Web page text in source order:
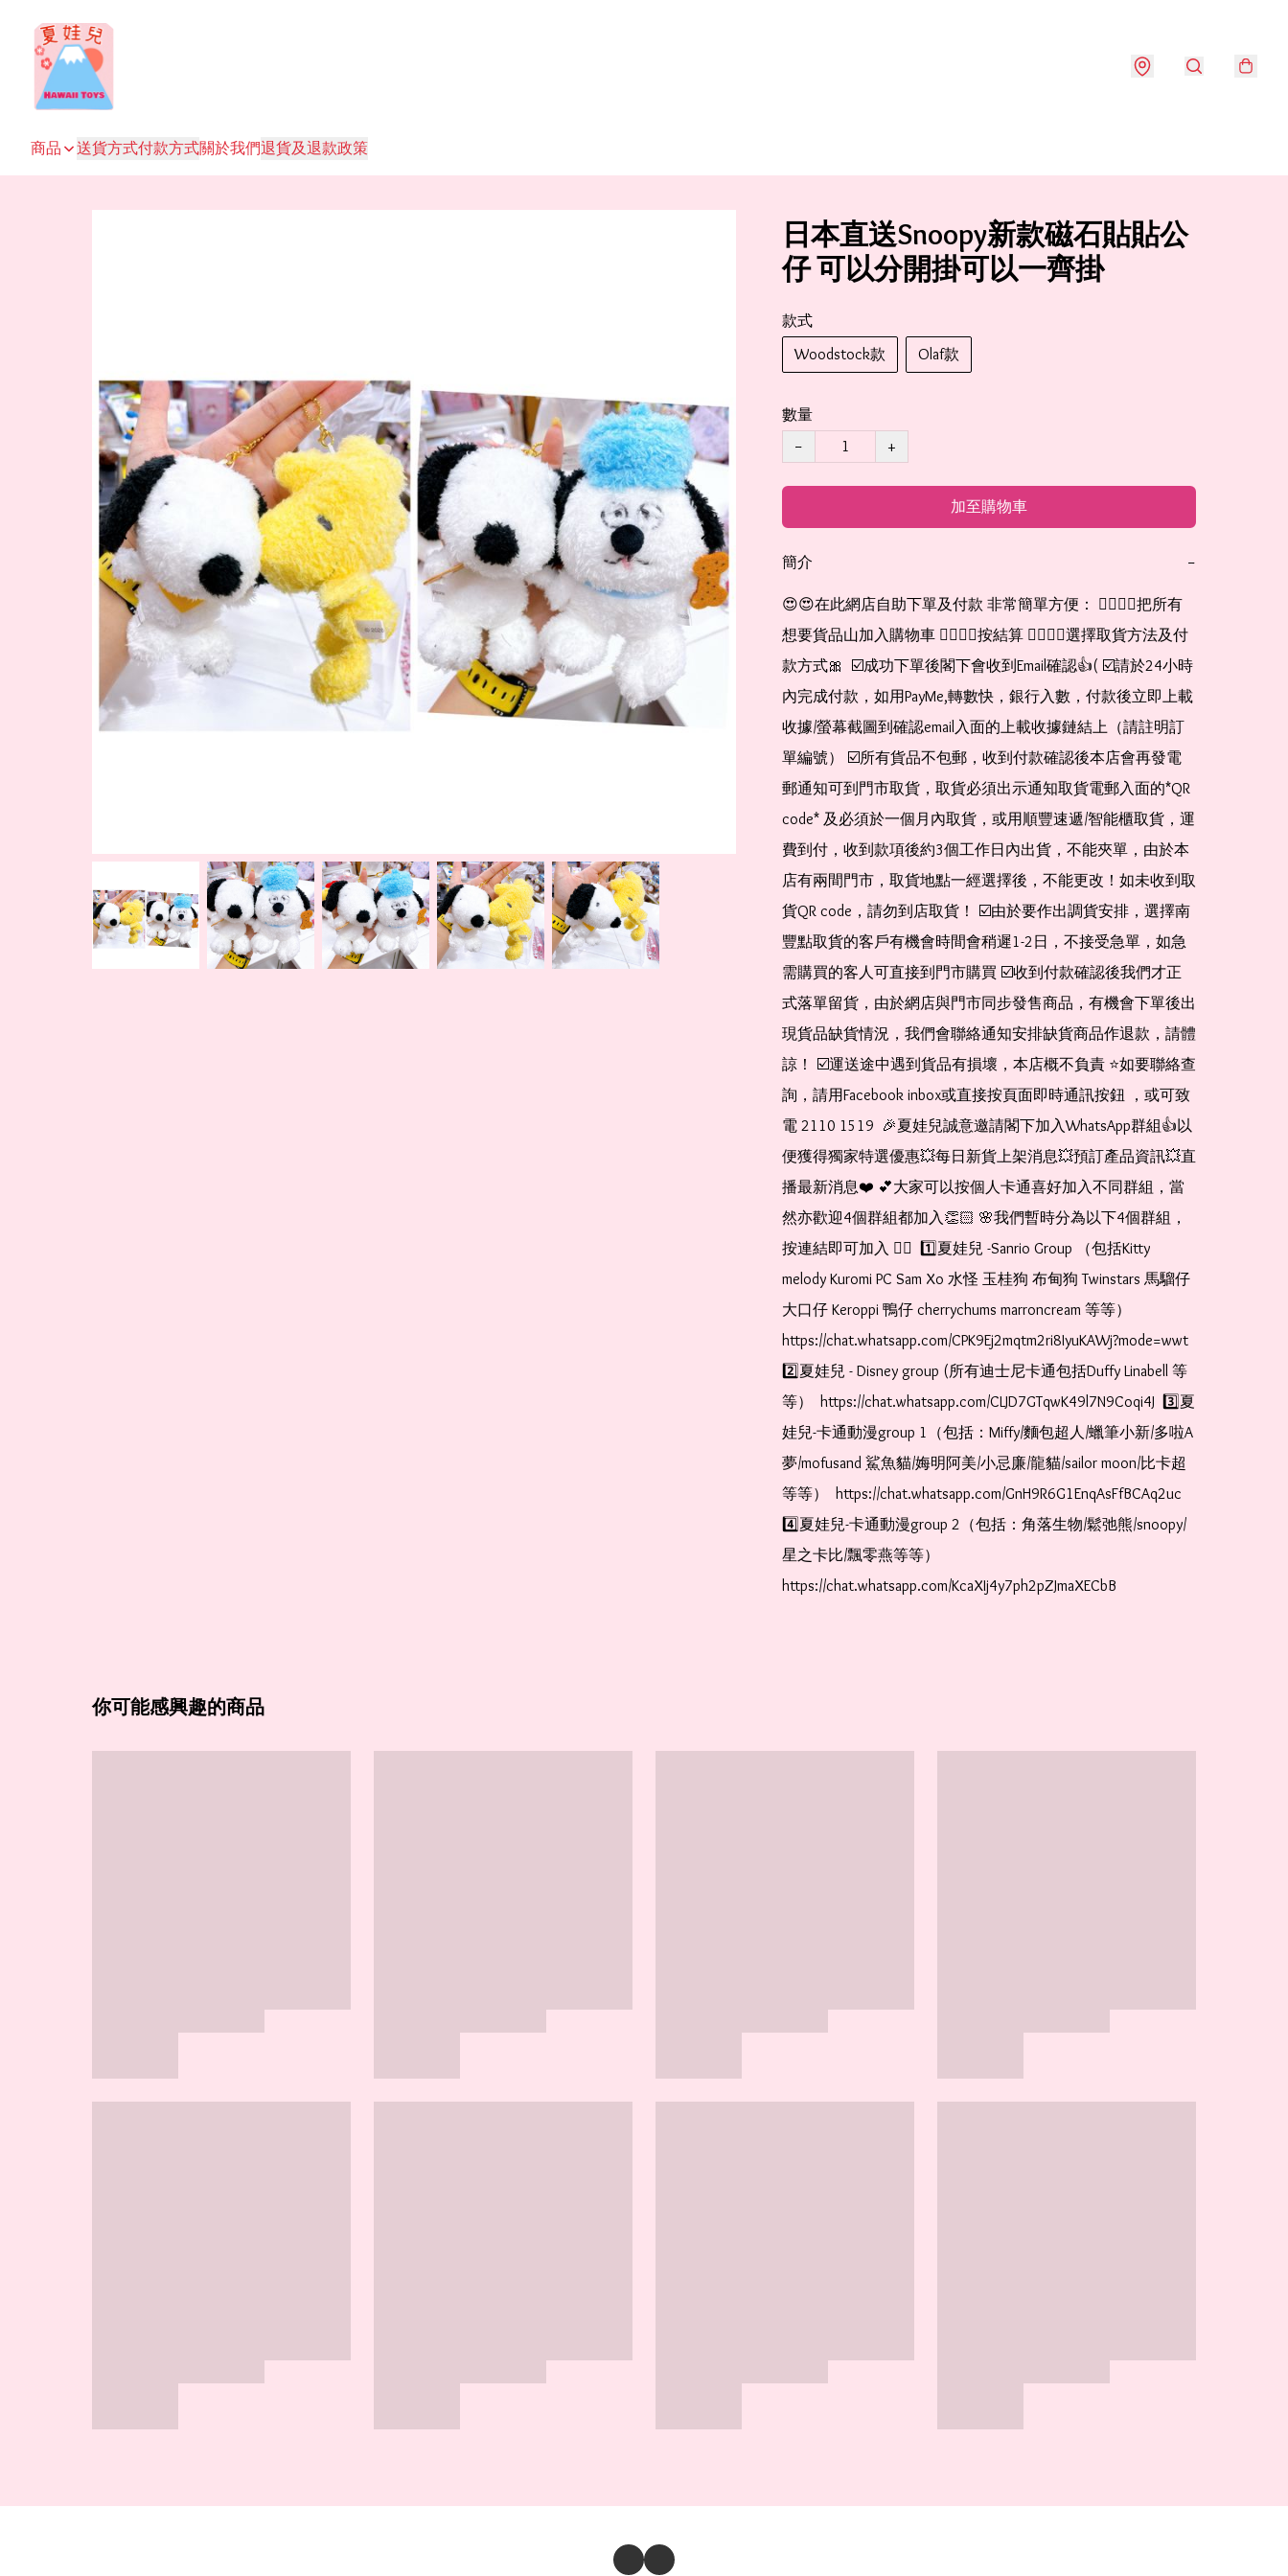
商品 送貨方式付款方式關於我們退貨及退款政策
日本直送Snoopy新款磁石貼貼公
仔 可以分開掛可以一齊掛
款式
Woodstock款
Olaf款
數量
−
+
加至購物車
簡介 −
😍😍在此網店自助下單及付款 非常簡單方便： 👉🏻👉🏻把所有
想要貨品山加入購物車 👉🏻👉🏻按結算 👉🏻👉🏻選擇取貨方法及付
款方式🎀  ☑️成功下單後閣下會收到Email確認👍( ☑️請於24小時
內完成付款，如用PayMe,轉數快，銀行入數，付款後立即上載
收據/螢幕截圖到確認email入面的上載收據鏈結上（請註明訂
單編號） ☑️所有貨品不包郵，收到付款確認後本店會再發電
郵通知可到門市取貨，取貨必須出示通知取貨電郵入面的*QR
code* 及必須於一個月內取貨，或用順豐速遞/智能櫃取貨，運
費到付，收到款項後約3個工作日內出貨，不能夾單，由於本
店有兩間門市，取貨地點一經選擇後，不能更改！如未收到取
貨QR code，請勿到店取貨！ ☑️由於要作出調貨安排，選擇南
豐點取貨的客戶有機會時間會稍遲1-2日，不接受急單，如急
需購買的客人可直接到門市購買 ☑️收到付款確認後我們才正
式落單留貨，由於網店與門市同步發售商品，有機會下單後出
現貨品缺貨情況，我們會聯絡通知安排缺貨商品作退款，請體
諒！ ☑️運送途中遇到貨品有損壞，本店概不負責 ⭐️如要聯絡查
詢，請用Facebook inbox或直接按頁面即時通訊按鈕 ，或可致
電 2110 1519  🎉夏娃兒誠意邀請閣下加入WhatsApp群組👍以
便獲得獨家特選優惠💥每日新貨上架消息💥預訂產品資訊💥直
播最新消息❤️ 💕大家可以按個人卡通喜好加入不同群組，當
然亦歡迎4個群組都加入👏🏻 🌸我們暫時分為以下4個群組，
按連結即可加入 👇🏻  1️⃣夏娃兒 -Sanrio Group （包括Kitty
melody Kuromi PC Sam Xo 水怪 玉桂狗 布甸狗 Twinstars 馬騮仔
大口仔 Keroppi 鴨仔 cherrychums marroncream 等等）
https://chat.whatsapp.com/CPK9Ej2mqtm2ri8IyuKAWj?mode=wwt
2️⃣夏娃兒 - Disney group (所有迪士尼卡通包括Duffy Linabell 等
等）  https://chat.whatsapp.com/CLJD7GTqwK49l7N9Coqi4J  3️⃣夏
娃兒-卡通動漫group 1（包括：Miffy/麵包超人/蠟筆小新/多啦A
夢/mofusand 鯊魚貓/娒明阿美/小忌廉/龍貓/sailor moon/比卡超
等等）  https://chat.whatsapp.com/GnH9R6G1EnqAsFfBCAq2uc
4️⃣夏娃兒-卡通動漫group 2（包括：角落生物/鬆弛熊/snoopy/
星之卡比/飄零燕等等）
https://chat.whatsapp.com/KcaXIj4y7ph2pZJmaXECbB
你可能感興趣的商品